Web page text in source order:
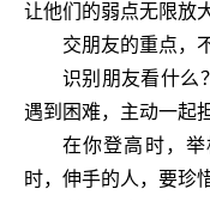
让他们的弱点无限放
交朋友的重点，
识别朋友看什么
遇到困难，主动一起
在你登高时，
时，伸手的人，要珍